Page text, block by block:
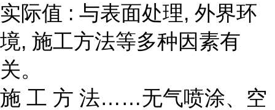
实际值 : 与表面处理, 外界环
境, 施工方法等多种因素有
关。
施 工 方 法……无气喷涂、空